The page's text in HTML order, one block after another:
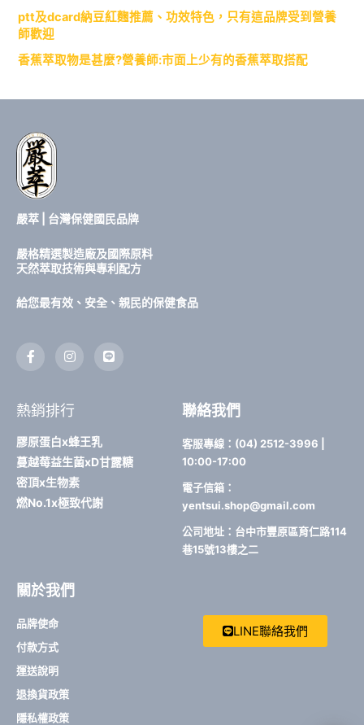
ptt及dcard納豆紅麴推薦、功效特色，只有這品牌受到營養
師歡迎
香蕉萃取物是甚麼?營養師:市面上少有的香蕉萃取搭配
嚴萃 | 台灣保健國民品牌
嚴格精選製造廠及國際原料
天然萃取技術與專利配方
給您最有效、安全、親民的保健食品
F
a
b
o
k
-
f
I
n
a
g
a
m
L
i
熱銷排行
膠原蛋白x蜂王乳
蔓越莓益生菌xD甘露糖
密頂x生物素
燃No.1x極致代謝
關於我們
品牌使命
付款方式
運送說明
退換貨政策
隱私權政策
聯絡我們
客服專線：(04) 2512-3996 |
10:00-17:00
電子信箱：
yentsui.shop@gmail.com
公司地址：台中市豐原區育仁路114
巷15號13樓之二
LINE聯絡我們